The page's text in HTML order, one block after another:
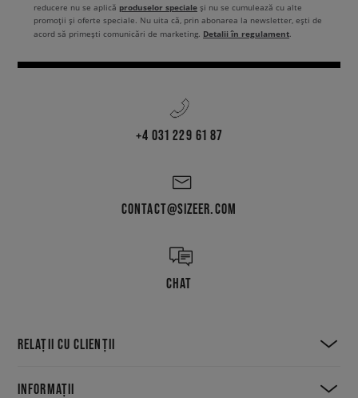
reducere nu se aplică produselor speciale și nu se cumulează cu alte
promoții și oferte speciale. Nu uita că, prin abonarea la newsletter, ești de
acord să primești comunicări de marketing. Detalii în regulament.
+4 031 229 61 87
CONTACT@SIZEER.COM
CHAT
RELAȚII CU CLIENȚII
INFORMAȚII